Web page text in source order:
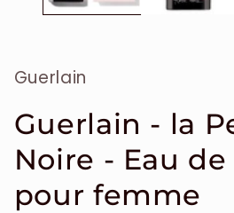
Guerlain
Guerlain - la
Noire - Eau
pour femme